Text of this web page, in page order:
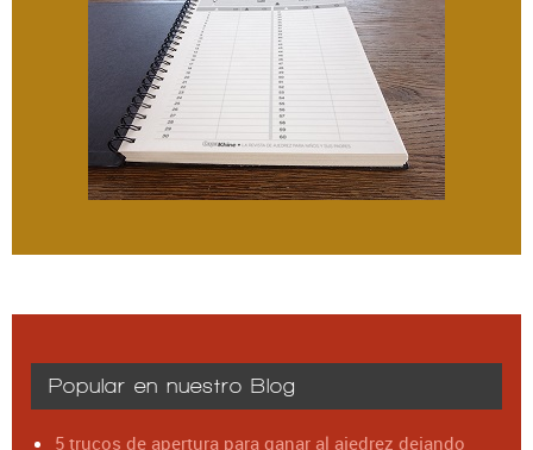
Popular en nuestro Blog
5 trucos de apertura para ganar al ajedrez dejando